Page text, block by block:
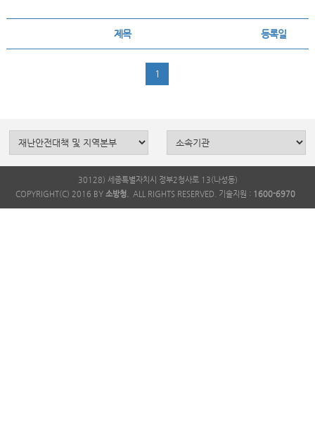
제목 등록일
1
30128) 세종특별자치시 정부2청사로 13(나성동)
COPYRIGHT(C) 2016 BY 소방청. ALL RIGHTS RESERVED. 기술지원 : 1600-6970